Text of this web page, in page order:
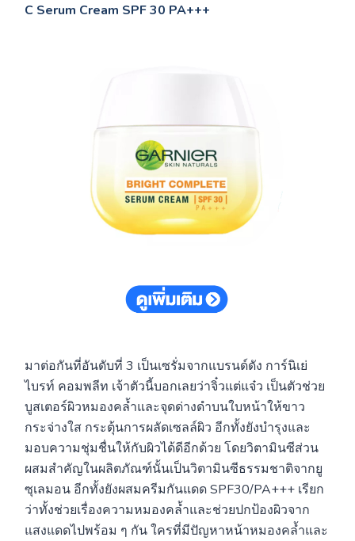
C Serum Cream SPF 30 PA+++
มาต่อกันที่อันดับที่ 3 เป็นเซรั่มจากแบรนด์ดัง การ์นิเย่
ไบรท์ คอมพลีท เจ้าตัวนี้บอกเลยว่าจิ๋วแต่แจ๋ว เป็นตัวช่วย
บูสเตอร์ผิวหมองคล้ำและจุดด่างดำบนใบหน้าให้ขาว
กระจ่างใส กระตุ้นการผลัดเซลล์ผิว อีกทั้งยังบำรุงและ
มอบความชุ่มชื่นให้กับผิวได้ดีอีกด้วย โดยวิตามินซีส่วน
ผสมสำคัญในผลิตภัณฑ์นั้นเป็นวิตามินซีธรรมชาติจากยู
ซุเลมอน อีกทั้งยังผสมครีมกันแดด SPF30/PA+++ เรียก
ว่าทั้งช่วยเรื่องความหมองคล้ำและช่วยปกป้องผิวจาก
แสงแดดไปพร้อม ๆ กัน ใครที่มีปัญหาหน้าหมองคล้ำและ